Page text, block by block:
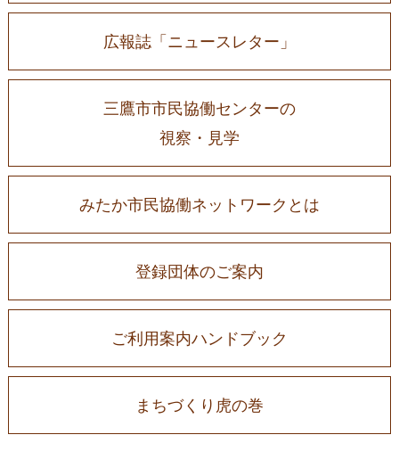
広報誌「ニュースレター」
三鷹市市民協働センターの
視察・見学
みたか市民協働ネットワークとは
登録団体のご案内
ご利用案内ハンドブック
まちづくり虎の巻